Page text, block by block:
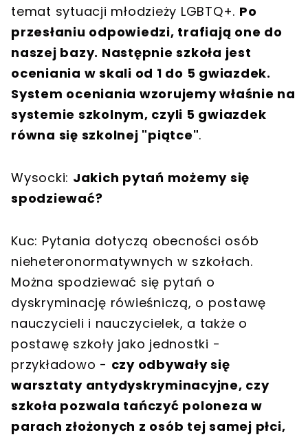
temat sytuacji młodzieży LGBTQ+. Po
przesłaniu odpowiedzi, trafiają one do
naszej bazy. Następnie szkoła jest
oceniania w skali od 1 do 5 gwiazdek.
System oceniania wzorujemy właśnie na
systemie szkolnym, czyli 5 gwiazdek
równa się szkolnej "piątce".
Wysocki: Jakich pytań możemy się
spodziewać?
Kuc: Pytania dotyczą obecności osób
nieheteronormatywnych w szkołach.
Można spodziewać się pytań o
dyskryminację rówieśniczą, o postawę
nauczycieli i nauczycielek, a także o
postawę szkoły jako jednostki -
przykładowo - czy odbywały się
warsztaty antydyskryminacyjne, czy
szkoła pozwala tańczyć poloneza w
parach złożonych z osób tej samej płci,